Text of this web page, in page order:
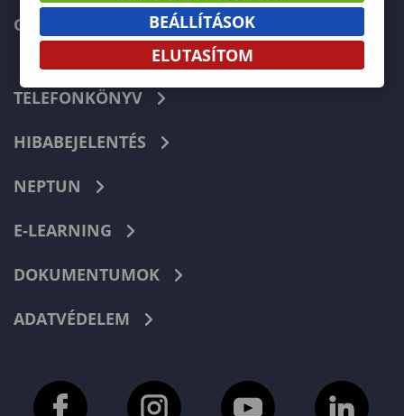
GREEN UNIVERSITY
TELEFONKÖNYV
HIBABEJELENTÉS
NEPTUN
E-LEARNING
DOKUMENTUMOK
ADATVÉDELEM
BEÁLLÍTÁSOK
ELUTASÍTOM